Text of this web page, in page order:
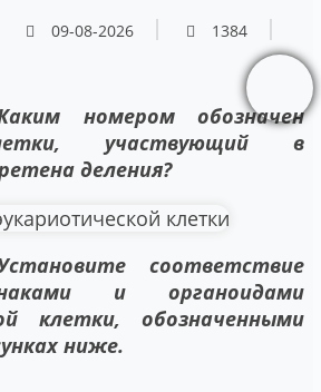
09-08-2026
1384
номером обозначен
участвующий в
деления?
соответствие
и органоидами
клетки, обозначенными
ниже.